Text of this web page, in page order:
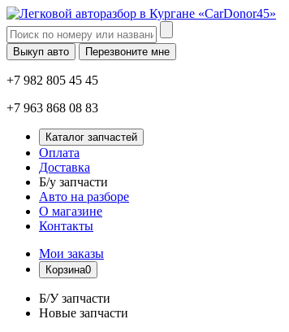
Выкуп авто Перезвоните мне
+7 982 805 45 45
+7 963 868 08 83
Каталог запчастей
Оплата
Доставка
Б/у запчасти
Авто на разборе
О магазине
Контакты
Мои заказы
Корзина0
Б/У запчасти
Новые запчасти